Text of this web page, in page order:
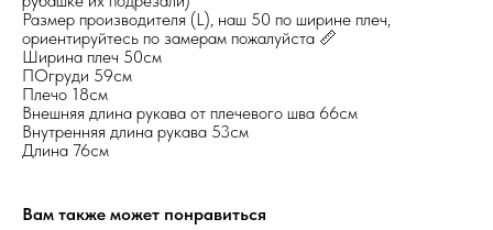
Размер производителя (L), наш 50 по ширине плеч,
ориентируйтесь по замерам пожалуйста 📏
Ширина плеч 50см
ПОгруди 59см
Плечо 18см
Внешняя длина рукава от плечевого шва 66см
Внутренняя длина рукава 53см
Длина 76см
Вам также может понравиться